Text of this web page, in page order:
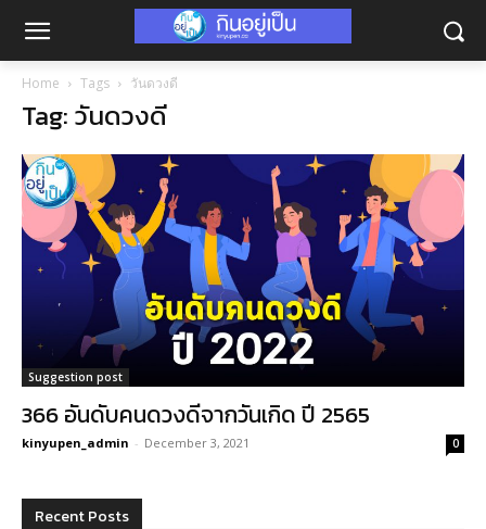
Home Tags วันดวงดี
Tag: วันดวงดี
Suggestion post
366 อันดับคนดวงดีจากวันเกิด ปี 2565
kinyupen_admin - December 3, 2021 0
Recent Posts